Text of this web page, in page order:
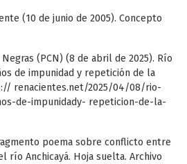
(10 de junio de 2005). Concepto
(PCN) (8 de abril de 2025). Río
de impunidad y repetición de la
renacientes.net/2025/04/08/rio-
de-impunidady- repeticion-de-la-
poema sobre conflicto entre
río Anchicayá. Hoja suelta. Archivo